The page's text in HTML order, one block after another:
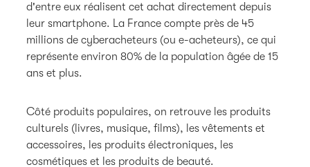
d'entre eux réalisent cet achat directement depuis
leur smartphone. La France compte près de 45
millions de cyberacheteurs (ou e-acheteurs), ce qui
représente environ 80% de la population âgée de 15
ans et plus.
Côté produits populaires, on retrouve les produits
culturels (livres, musique, films), les vêtements et
accessoires, les produits électroniques, les
cosmétiques et les produits de beauté.